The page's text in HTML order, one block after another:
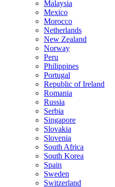
Malaysia
Mexico
Morocco
Netherlands
New Zealand
Norway
Peru
Philippines
Portugal
Republic of Ireland
Romania
Russia
Serbia
Singapore
Slovakia
Slovenia
South Africa
South Korea
Spain
Sweden
Switzerland